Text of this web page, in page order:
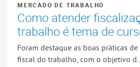
MERCADO DE TRABALHO
Como atender
trabalho é tema de
Foram destaque as boas práticas
fiscal do trabalho, com o objetivo